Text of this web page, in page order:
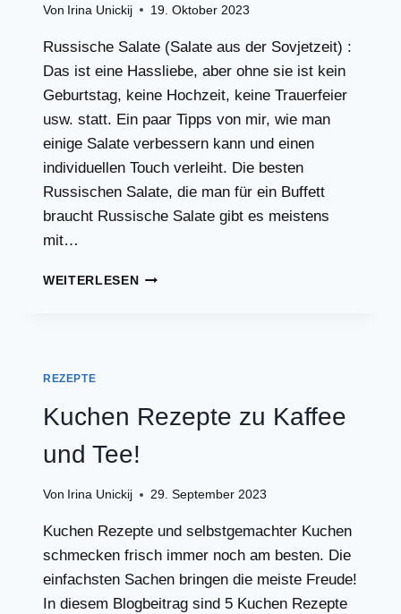
Von Irina Unickij 19. Oktober 2023
Russische Salate (Salate aus der Sovjetzeit) :
Das ist eine Hassliebe, aber ohne sie ist kein
Geburtstag, keine Hochzeit, keine Trauerfeier
usw. statt. Ein paar Tipps von mir, wie man
einige Salate verbessern kann und einen
individuellen Touch verleiht. Die besten
Russischen Salate, die man für ein Buffett
braucht Russische Salate gibt es meistens
mit…
WEITERLESENRUSSISCHE
SOLLTEN
REZEPTE
Kuchen Rezepte zu Kaffee
und Tee!
Von Irina Unickij 29. September 2023
Kuchen Rezepte und selbstgemachter Kuchen
schmecken frisch immer noch am besten. Die
einfachsten Sachen bringen die meiste Freude!
In diesem Blogbeitrag sind 5 Kuchen Rezepte